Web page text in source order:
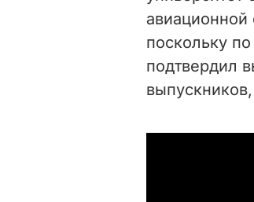
авиационной
поскольку
подтвердил